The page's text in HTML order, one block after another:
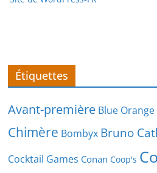
Étiquettes
Avant-première Blue Orange
Chimère Bombyx Bruno
Cocktail Games Conan Coop's